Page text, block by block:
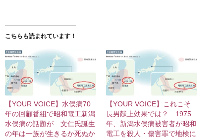
こちらも読まれています！
【YOUR VOICE】水俣病70
年の回顧番組で昭和電工新潟
水俣病の話題が 文仁氏誕生
の年は一族が生きるか死ぬか
【YOUR VOICE】これこそ
長男献上効果では？ 1975
年、新潟水俣病被害者が昭和
電工を殺人・傷害罪で地検に